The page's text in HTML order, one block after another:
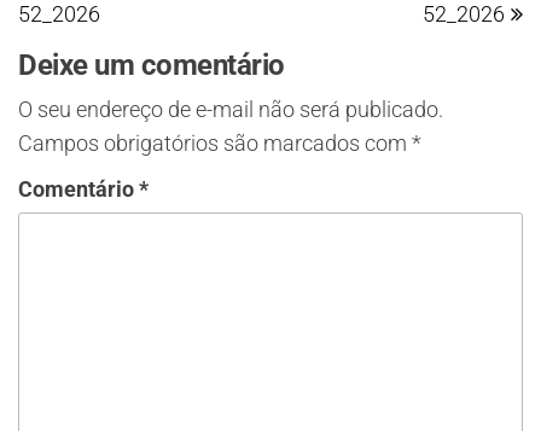
52_2026
52_2026
Deixe um comentário
O seu endereço de e-mail não será publicado.
Campos obrigatórios são marcados com *
Comentário*